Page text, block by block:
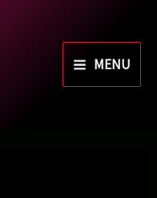
MENU